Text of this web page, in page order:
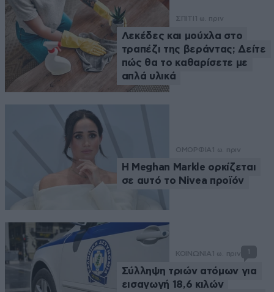
ΣΠΙΤΙ 1 ω. πριν
Λεκέδες και μούχλα στο
τραπέζι της βεράντας; Δείτε
πώς θα το καθαρίσετε με
απλά υλικά
ΟΜΟΡΦΙΑ 1 ω. πριν
Η Meghan Markle ορκίζεται
σε αυτό το Nivea προϊόν
ΚΟΙΝΩΝΙΑ 1 ω. πριν 1
Σύλληψη τριών ατόμων για
εισαγωγή 18,6 κιλών